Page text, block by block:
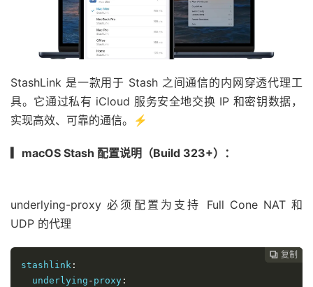
StashLink 是一款用于 Stash 之间通信的内网穿透代理工
具。它通过私有 iCloud 服务安全地交换 IP 和密钥数据，
实现高效、可靠的通信。⚡️
▎macOS Stash 配置说明（Build 323+）：
underlying-proxy 必须配置为支持 Full Cone NAT 和
UDP 的代理
 复制
 复制
 复制
 复制
stashlink :
  underlying
- proxy :